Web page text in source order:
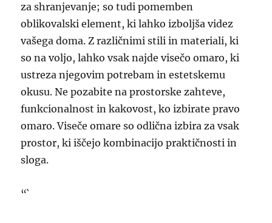
za shranjevanje; so tudi pomemben
oblikovalski element, ki lahko izboljša videz
vašega doma. Z različnimi stili in materiali, ki
so na voljo, lahko vsak najde visečo omaro, ki
ustreza njegovim potrebam in estetskemu
okusu. Ne pozabite na prostorske zahteve,
funkcionalnost in kakovost, ko izbirate pravo
omaro. Viseče omare so odlična izbira za vsak
prostor, ki iščejo kombinacijo praktičnosti in
sloga.
“`